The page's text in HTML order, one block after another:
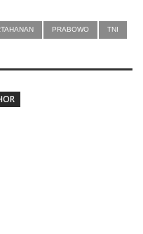
PRABOWO TNI